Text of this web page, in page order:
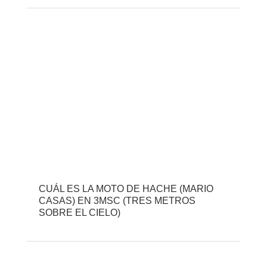
CUÁL ES LA MOTO DE HACHE (MARIO
CASAS) EN 3MSC (TRES METROS
SOBRE EL CIELO)